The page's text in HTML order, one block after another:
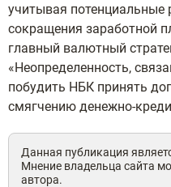
учитывая потенциальные
сокращения заработной
главный валютный
«Неопределенность,
побудить НБК принять
смягчению денежно-
Данная публикация
Мнение владельца сайта
автора.